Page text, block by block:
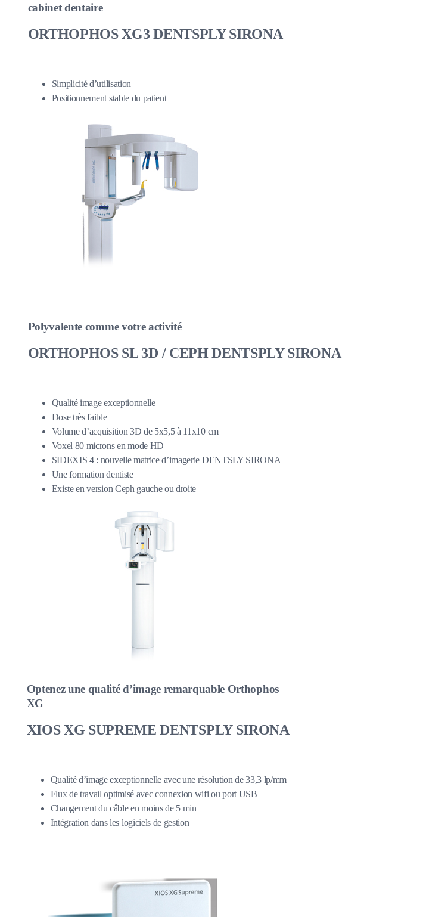
cabinet dentaire
ORTHOPHOS XG3 DENTSPLY SIRONA
Simplicité d’utilisation
Positionnement stable du patient
Polyvalente comme votre activité
ORTHOPHOS SL 3D / CEPH DENTSPLY SIRONA
Qualité image exceptionnelle
Dose très faible
Volume d’acquisition 3D de 5x5,5 à 11x10 cm
Voxel 80 microns en mode HD
SIDEXIS 4 : nouvelle matrice d’imagerie DENTSLY SIRONA
Une formation dentiste
Existe en version Ceph gauche ou droite
Optenez une qualité d’image remarquable Orthophos
XG
XIOS XG SUPREME DENTSPLY SIRONA
Qualité d’image exceptionnelle avec une résolution de 33,3 lp/mm
Flux de travail optimisé avec connexion wifi ou port USB
Changement du câble en moins de 5 min
Intégration dans les logiciels de gestion